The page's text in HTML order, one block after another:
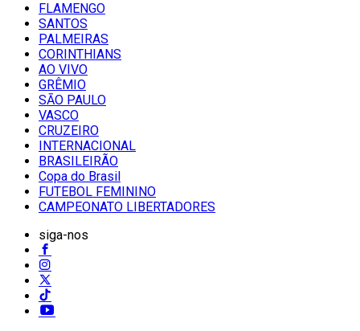
FLAMENGO
SANTOS
PALMEIRAS
CORINTHIANS
AO VIVO
GRÊMIO
SĀO PAULO
VASCO
CRUZEIRO
INTERNACIONAL
BRASILEIRÃO
Copa do Brasil
FUTEBOL FEMININO
CAMPEONATO LIBERTADORES
siga-nos